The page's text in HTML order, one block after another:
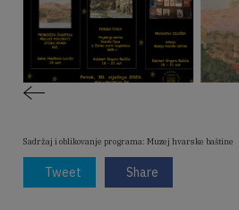
Sadržaj i oblikovanje programa: Muzej hvarske baštine
Tweet Share